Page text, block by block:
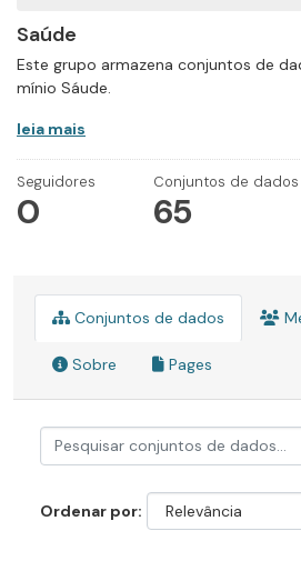
Saúde
Este grupo armazena conjuntos de
mínio Sáude.
leia mais
Seguidores
0
Conjuntos de dados
65
Conjuntos de dados
Sobre Pages
Ordenar por